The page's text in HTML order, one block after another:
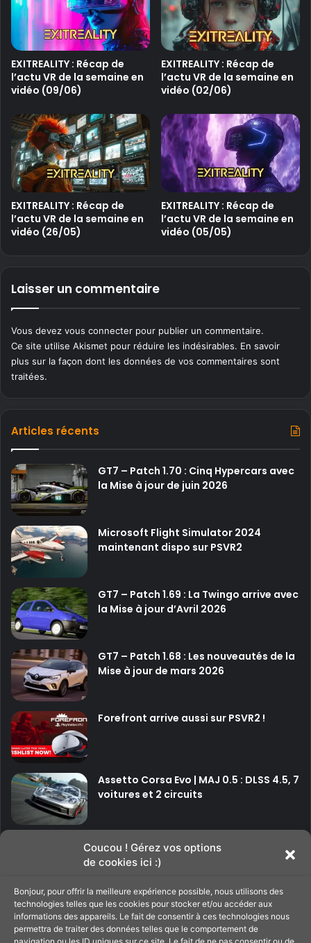
Coucou ! Gérez vos options
de cookies ici :)
Bonjour, pour offrir la meilleure expérience possible, nous utilisons des
technologies telles que les cookies pour stocker et/ou accéder aux
informations des appareils. Le fait de consentir à ces technologies nous
permettra de traiter des données telles que le comportement de
EXITREALITY : Récap de
l’actu VR de la semaine en
vidéo (09/06)
EXITREALITY : Récap de
l’actu VR de la semaine en
vidéo (02/06)
EXITREALITY : Récap de
l’actu VR de la semaine en
vidéo (26/05)
EXITREALITY : Récap de
l’actu VR de la semaine en
vidéo (05/05)
Laisser un commentaire
Vous devez vous connecter pour publier un commentaire.
Ce site utilise Akismet pour réduire les indésirables. En savoir
plus sur la façon dont les données de vos commentaires sont
traitées.
Articles récents
GT7 – Patch 1.70 : Cinq Hypercars avec
la Mise à jour de juin 2026
Microsoft Flight Simulator 2024
maintenant dispo sur PSVR2
GT7 – Patch 1.69 : La Twingo arrive avec
la Mise à jour d’Avril 2026
GT7 – Patch 1.68 : Les nouveautés de la
Mise à jour de mars 2026
Forefront arrive aussi sur PSVR2 !
Assetto Corsa Evo | MAJ 0.5 : DLSS 4.5, 7
voitures et 2 circuits
P
a
e
P
e
Soutenir le site